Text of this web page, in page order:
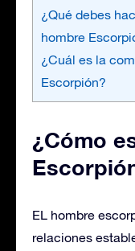
¿Qué debes
hombre
¿Cuál es la
Escorpión?
¿Cómo
EL hombre
relaciones